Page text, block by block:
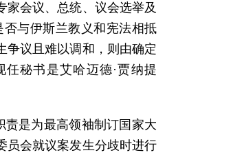
家会议、总统、议会选举及
与伊斯兰教义和宪法相抵
争议且难以调和，则由确定
秘书是艾哈迈德·贾纳提
责是为最高领袖制订国家大
员会就议案发生分歧时进行